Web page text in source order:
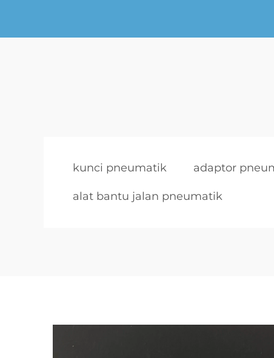
kunci pneumatik adaptor
alat bantu jalan pneumatik